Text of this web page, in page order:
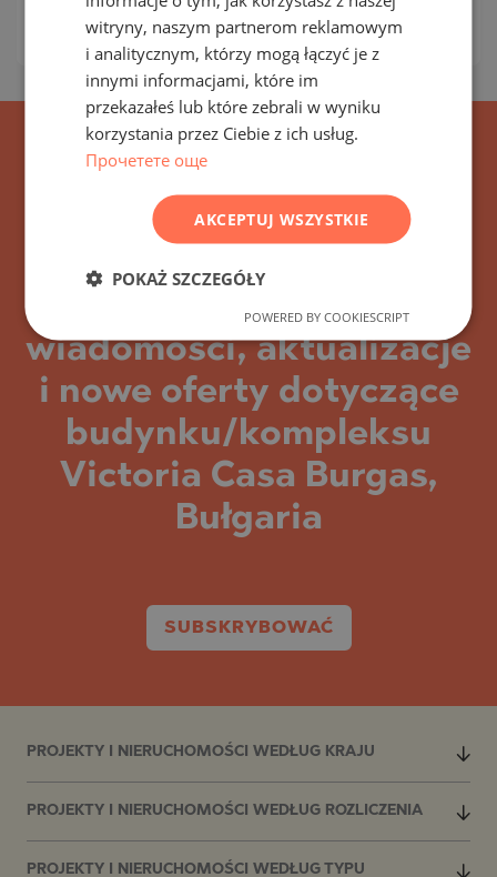
Ceny za m²: 1 588 - 1 843 €/m2
Zapisz się na wszystkie
wiadomości, aktualizacje
i nowe oferty dotyczące
budynku/kompleksu
Victoria Casa Burgas,
Bułgaria
SUBSKRYBOWAĆ
PROJEKTY I NIERUCHOMOŚCI WEDŁUG KRAJU
PROJEKTY I NIERUCHOMOŚCI WEDŁUG ROZLICZENIA
PROJEKTY I NIERUCHOMOŚCI WEDŁUG TYPU
FRENCH
ROMANIAN
witryny, naszym partnerom reklamowym
i analitycznym, którzy mogą łączyć je z
innymi informacjami, które im
przekazałeś lub które zebrali w wyniku
korzystania przez Ciebie z ich usług.
Прочетете още
AKCEPTUJ WSZYSTKIE
POKAŻ SZCZEGÓŁY
POWERED BY COOKIESCRIPT